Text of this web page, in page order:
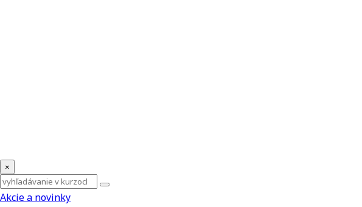
×
Akcie a novinky